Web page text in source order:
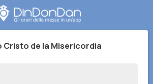
Cristo de la Misericordia